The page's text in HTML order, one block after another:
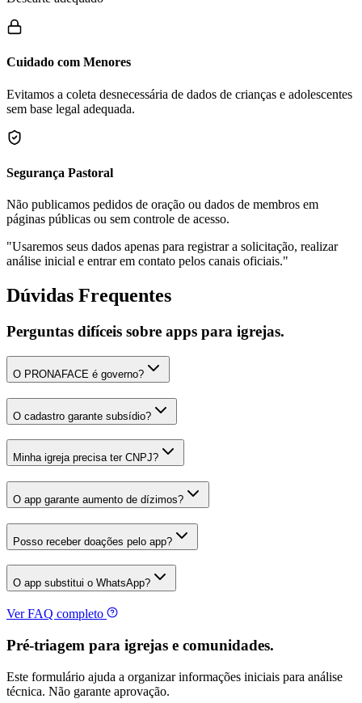
Cuidado com Menores
Evitamos a coleta desnecessária de dados de crianças e adolescentes
sem base legal adequada.
Segurança Pastoral
Não publicamos pedidos de oração ou dados de membros em
páginas públicas ou sem controle de acesso.
"Usaremos seus dados apenas para registrar a solicitação, realizar
análise inicial e entrar em contato pelos canais oficiais."
Dúvidas Frequentes
Perguntas difíceis sobre apps para igrejas.
O PRONAFACE é governo?
O cadastro garante subsídio?
Minha igreja precisa ter CNPJ?
O app garante aumento de dízimos?
Posso receber doações pelo app?
O app substitui o WhatsApp?
Ver FAQ completo
Pré-triagem para igrejas e comunidades.
Este formulário ajuda a organizar informações iniciais para análise
técnica. Não garante aprovação.